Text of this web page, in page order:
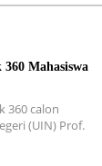
Mahasiswa
360 calon
(UIN) Prof.